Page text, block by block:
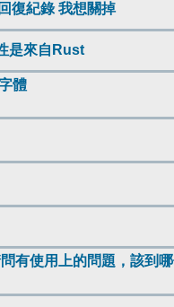
復紀錄 我想關掉
是來自Rust
體
有使用上的問題，該到